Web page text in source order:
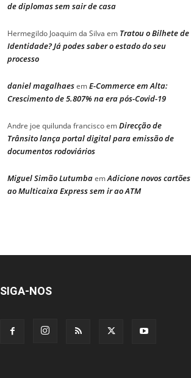
de diplomas sem sair de casa
Hermegildo Joaquim da Silva em Tratou o Bilhete de
Identidade? Já podes saber o estado do seu
processo
daniel magalhaesemE-Commerce em Alta:
Crescimento de 5.807% na era pós-Covid-19
Andre joe quilunda franciscoemDirecção de
Trânsito lança portal digital para emissão de
documentos rodoviários
Miguel Simão LutumbaemAdicione novos cartões
ao Multicaixa Express sem ir ao ATM
SIGA-NOS